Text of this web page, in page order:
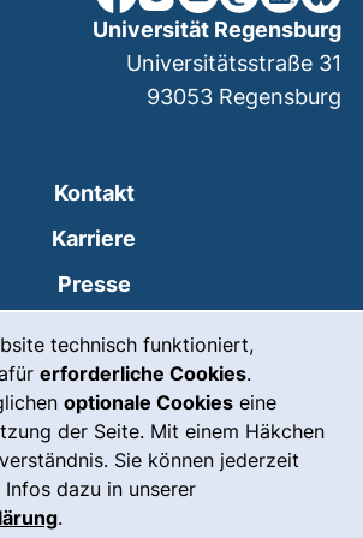
technisch funktioniert,
erforderliche Cookies.
optionale Cookies eine
der Seite. Mit einem Häkchen
Sie können jederzeit
dazu in unserer
.
Kontakt
Karriere
Presse
Leichte Sprache
Gebärdensprache
Notfall(externer Link, öffnet
Impressum
Universität Regensburg
Universitätsstraße 31
93053 Regensburg